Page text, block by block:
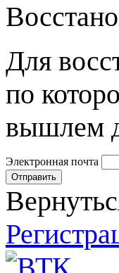
Для
по
вышлем
Электронная почта